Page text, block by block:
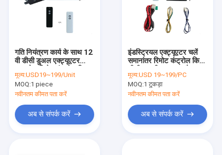
गति नियंत्रण कार्य के साथ 12
वी डीसी डुअल एक्ट्यूएटर
मूल्य:USD19~199/Unit
MOQ:1 piece
नवीनतम कीमत पता करें
अब से संपर्क करें
इंडस्ट्रियल एक्ट्यूएटर चलें
समानांतर रिमोट कंट्रोल किट
मूल्य:USD 19~199/PC
MOQ:1 टुकड़ा
नवीनतम कीमत पता करें
अब से संपर्क करें